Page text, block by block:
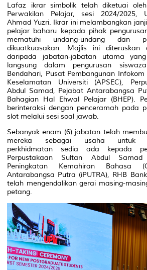
Lafaz ikrar simbolik telah diketuai
Perwakilan Pelajar, sesi 2024/2025,
Ahmad Yuzri. Ikrar ini melambangkan
pelajar baharu kepada pihak
mematuhi undang-undang dan
dikuatkuasakan. Majlis ini diteruskan
daripada jabatan-jabatan utama
langsung dalam pengurusan
Bendahari, Pusat Pembangunan Infokom
Keselamatan Universiti (APSEC),
Abdul Samad, Pejabat Antarabangsa
Bahagian Hal Ehwal Pelajar (BHEP).
berinteraksi dengan penceramah pada
slot melalui sesi soal jawab.
Sebanyak enam (6) jabatan telah
mereka sebagai usaha untuk
perkhidmatan sedia ada kepada
Perpustakaan Sultan Abdul
Peningkatan Kemahiran Bahasa
Antarabangsa Putra (iPUTRA), RHB
telah mengendalikan gerai masing-
petang.